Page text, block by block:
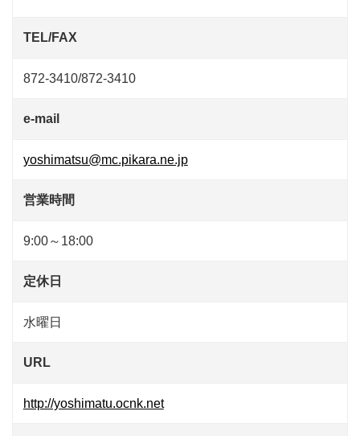
TEL/FAX
872-3410/872-3410
e-mail
yoshimatsu@mc.pikara.ne.jp
営業時間
9:00～18:00
定休日
水曜日
URL
http://yoshimatu.ocnk.net